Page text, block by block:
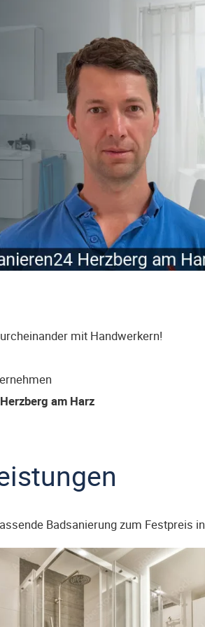
mit Handwerkern!
Herzberg am Harz
Badsanierung zum Festpreis in